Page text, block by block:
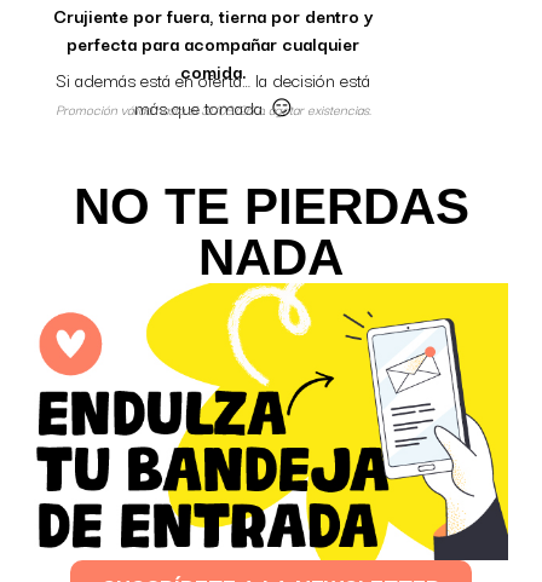
Crujiente por fuera, tierna por dentro y
perfecta para acompañar cualquier
comida.
Si además está en oferta… la decisión está
más que tomada. 😏
Promoción válida hasta el 31/08/26 o agotar existencias.
NO TE PIERDAS
NADA